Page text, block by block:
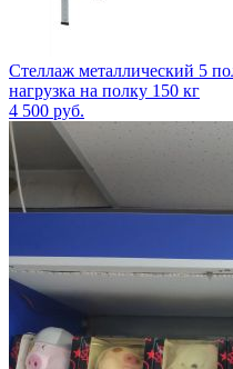
Стеллаж металлический 5
нагрузка на полку 150 кг
4 500 руб.